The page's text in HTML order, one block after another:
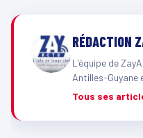
RÉDACTION
L'équipe de
Antilles-Guyane
Tous ses